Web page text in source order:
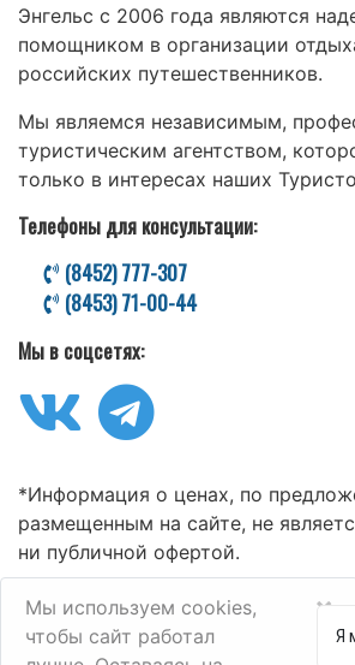
Энгельс с 2006 года являются
помощником в организации
российских путешественников.
Мы являемся независимым,
туристическим агентством,
только в интересах наших
Телефоны для консультации:
(8452) 777-307
(8453) 71-00-44
Мы в соцсетях:
*Информация о ценах, по
размещенным на сайте, не
ни публичной офертой.
Мы используем cookies,
чтобы сайт работал
×
Я